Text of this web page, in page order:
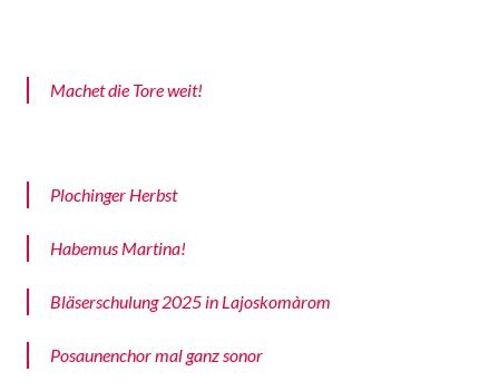
Machet die Tore weit!
Plochinger Herbst
Habemus Martina!
Bläserschulung 2025 in Lajoskomàrom
Posaunenchor mal ganz sonor